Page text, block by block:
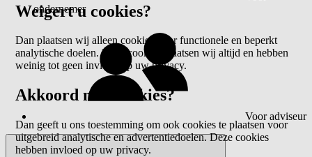
ondernemer
Voor adviseur
Weigert u cookies?
Dan plaatsen wij alleen cookies voor functionele en beperkt
analytische doelen. Deze cookies plaatsen wij altijd en hebben
weinig tot geen invloed op uw privacy.
Akkoord met cookies?
Dan geeft u ons toestemming om ook cookies te plaatsen voor
uitgebreid analytische en advertentiedoelen. Deze cookies
hebben invloed op uw privacy.